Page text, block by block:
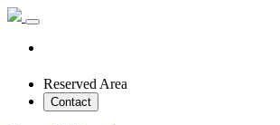
Reserved Area
Contact